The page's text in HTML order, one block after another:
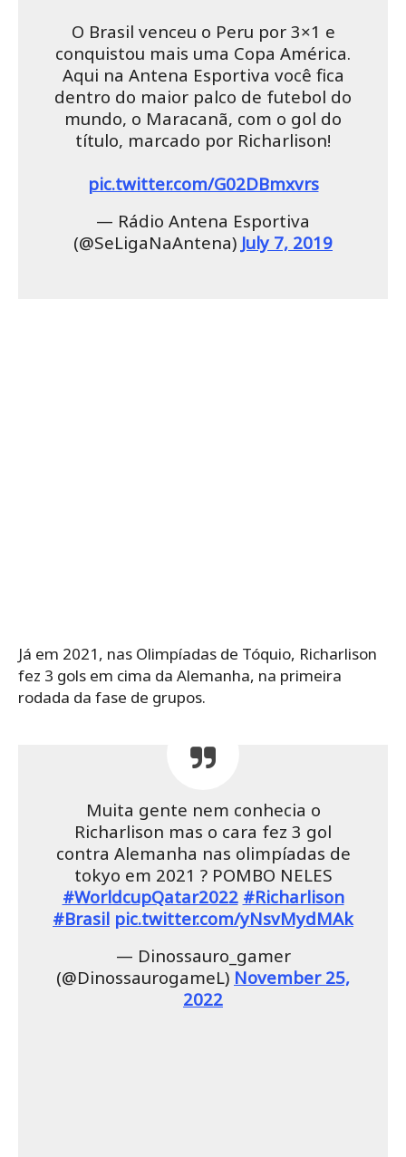
O Brasil venceu o Peru por 3×1 e
conquistou mais uma Copa América.
Aqui na Antena Esportiva você fica
dentro do maior palco de futebol do
mundo, o Maracanã, com o gol do
título, marcado por Richarlison!
pic.twitter.com/G02DBmxvrs
— Rádio Antena Esportiva
(@SeLigaNaAntena) July 7, 2019
Já em 2021, nas Olimpíadas de Tóquio, Richarlison
fez 3 gols em cima da Alemanha, na primeira
rodada da fase de grupos.
Muita gente nem conhecia o
Richarlison mas o cara fez 3 gol
contra Alemanha nas olimpíadas de
tokyo em 2021 ? POMBO NELES
#WorldcupQatar2022 #Richarlison
#Brasil pic.twitter.com/yNsvMydMAk
— Dinossauro_gamer
(@DinossaurogameL) November 25,
2022